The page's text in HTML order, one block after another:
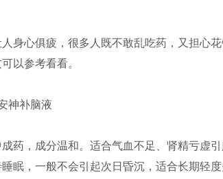
人身心俱疲，很多人既不敢乱吃药，又担心
以参考看看。
神补脑液
成药，成分温和。适合气血不足、肾精亏虚
眠，一般不会引起次日昏沉，适合长期轻度